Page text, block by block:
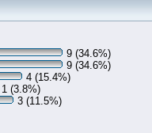
9 (34.6%)
9 (34.6%)
4 (15.4%)
1 (3.8%)
3 (11.5%)